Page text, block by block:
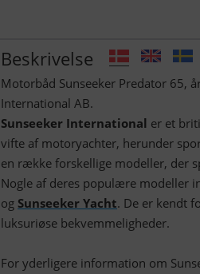
Beskrivelse
Motorbåd Sunseeker Predator 65,
Sunseeker International er et
vifte af motoryachter, herunder
en række forskellige modeller, der
Nogle af deres populære modeller
og Sunseeker Yacht. De er kendt
luksuriøse bekvemmeligheder.
For yderligere information om